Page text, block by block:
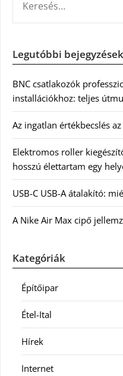
Legutóbbi bejegyzések
BNC csatlakozók
installációkhoz: teljes
Az ingatlan értékbecslés
Elektromos roller
hosszú élettartam egy
USB-C USB-A átalakító:
A Nike Air Max cipő
Kategóriák
Építőipar
Étel-Ital
Hírek
Internet